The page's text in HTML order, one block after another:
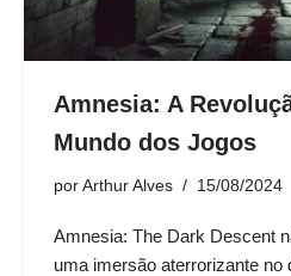
Amnesia: A
Mundo dos Jogos
por Arthur Alves 15/08/2024
Amnesia: The Dark Descent
uma imersão aterrorizante no